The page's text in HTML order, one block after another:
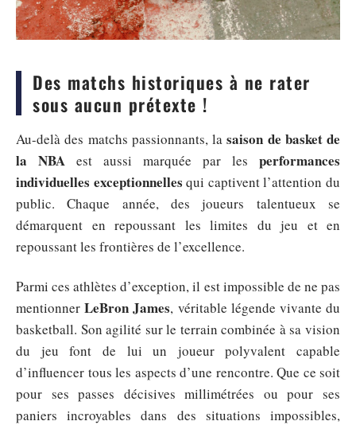
Des matchs historiques à ne rater
sous aucun prétexte !
Au-delà des matchs passionnants, lasaison de basket de
la NBA est aussi marquée par les performances
individuelles exceptionnelles qui captivent l’attention du
public. Chaque année, des joueurs talentueux se
démarquent en repoussant les limites du jeu et en
repoussant les frontières de l’excellence.
Parmi ces athlètes d’exception, il est impossible de ne pas
mentionnerLeBron James, véritable légende vivante du
basketball. Son agilité sur le terrain combinée à sa vision
du jeu font de lui un joueur polyvalent capable
d’influencer tous les aspects d’une rencontre. Que ce soit
pour ses passes décisives millimétrées ou pour ses
paniers incroyables dans des situations impossibles,